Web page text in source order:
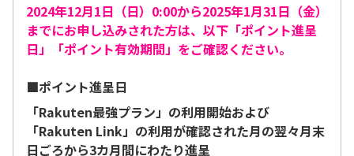
2024年12月1日（日）0:00から2025年1月31日（金）
までにお申し込みされた方は、以下「ポイント進呈
日」「ポイント有効期間」をご確認ください。
■ポイント進呈日
「Rakuten最強プラン」の利用開始および
「Rakuten Link」の利用が確認された月の翌々月末
日ごろから3カ月間にわたり進呈